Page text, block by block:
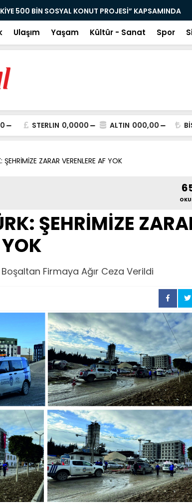
PARKI” YENİLENDİ
Ulaşım Yaşam Kültür - Sanat Spor
STERLIN 0,0000 ALTIN 000,00
ZARAR VERENLERE AF YOK
ŞEHRİMİZE
Firmaya Ağır Ceza Verildi